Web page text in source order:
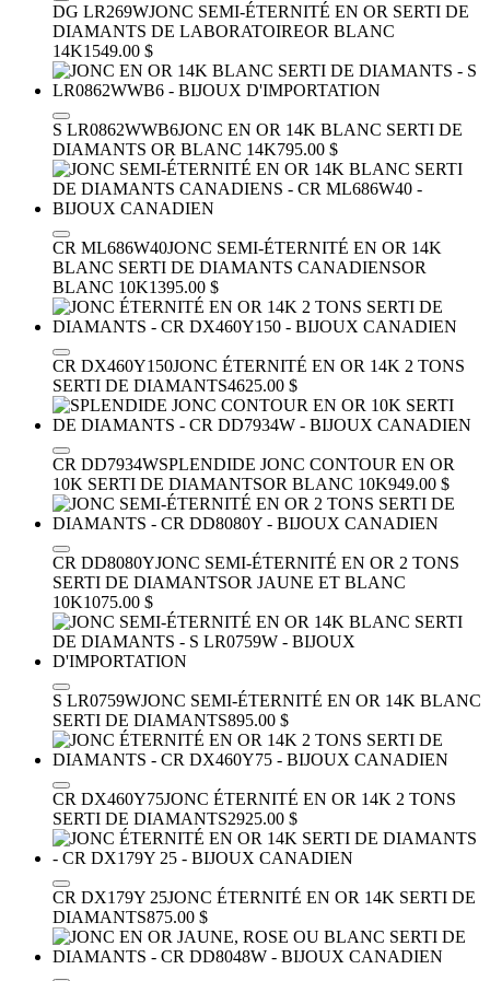
DG LR269WJONC SEMI-ÉTERNITÉ EN OR SERTI DE
DIAMANTS DE LABORATOIREOR BLANC
14K1549.00 $
S LR0862WWB6JONC EN OR 14K BLANC SERTI DE
DIAMANTS OR BLANC 14K795.00 $
CR ML686W40JONC SEMI-ÉTERNITÉ EN OR 14K
BLANC SERTI DE DIAMANTS CANADIENSOR
BLANC 10K1395.00 $
CR DX460Y150JONC ÉTERNITÉ EN OR 14K 2 TONS
SERTI DE DIAMANTS4625.00 $
CR DD7934WSPLENDIDE JONC CONTOUR EN OR
10K SERTI DE DIAMANTSOR BLANC 10K949.00 $
CR DD8080YJONC SEMI-ÉTERNITÉ EN OR 2 TONS
SERTI DE DIAMANTSOR JAUNE ET BLANC
10K1075.00 $
S LR0759WJONC SEMI-ÉTERNITÉ EN OR 14K BLANC
SERTI DE DIAMANTS895.00 $
CR DX460Y75JONC ÉTERNITÉ EN OR 14K 2 TONS
SERTI DE DIAMANTS2925.00 $
CR DX179Y 25JONC ÉTERNITÉ EN OR 14K SERTI DE
DIAMANTS875.00 $